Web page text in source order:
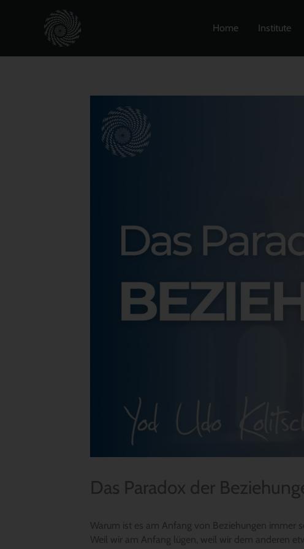
Home Institute
Das Paradox der
Warum ist es am Anfang von Beziehungen immer
Weil wir am Anfang lügen, weil wir dem anderen